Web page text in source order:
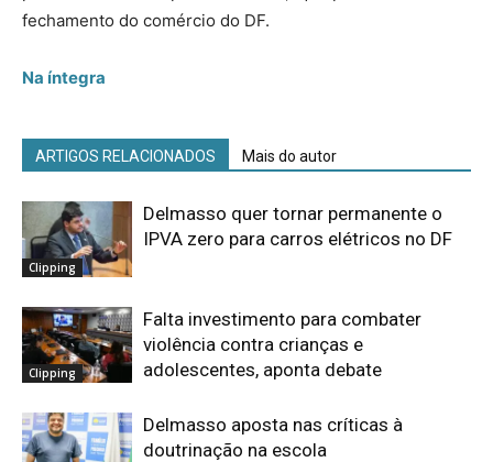
fechamento do comércio do DF.
Na íntegra
ARTIGOS RELACIONADOS Mais do autor
Clipping
Delmasso quer tornar permanente o
IPVA zero para carros elétricos no DF
Clipping
Falta investimento para combater
violência contra crianças e
adolescentes, aponta debate
Delmasso aposta nas críticas à
doutrinação na escola